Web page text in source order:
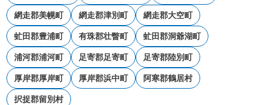
網走郡美幌町 網走郡津別町 網走郡大空町
虻田郡豊浦町 有珠郡壮瞥町 虻田郡洞爺湖町
浦河郡浦河町 足寄郡足寄町 足寄郡陸別町
厚岸郡厚岸町 厚岸郡浜中町 阿寒郡鶴居村
択捉郡留別村